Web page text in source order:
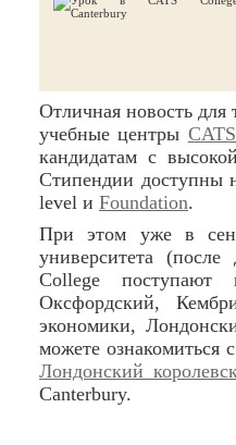
Отличная новость для
учебные центры
кандидатам с
Стипендии доступны
level и Foundation.
При этом уже в
университета
College поступают
Оксфордский,
экономики,
можете ознакомиться
Лондонский
Canterbury.